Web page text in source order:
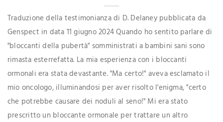
Traduzione della testimonianza di D. Delaney pubblicata da
Genspect in data 11 giugno 2024 Quando ho sentito parlare di
"bloccanti della pubertà" somministrati a bambini sani sono
rimasta esterrefatta. La mia esperienza con i bloccanti
ormonali era stata devastante. "Ma certo!" aveva esclamato il
mio oncologo, illuminandosi per aver risolto l'enigma, "certo
che potrebbe causare dei noduli al seno!" Mi era stato
prescritto un bloccante ormonale per trattare un altro